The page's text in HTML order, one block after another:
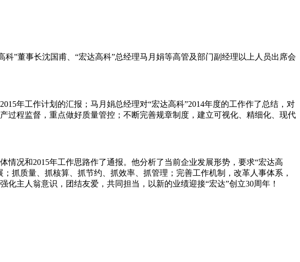
”董事长沈国甫、“宏达高科”总经理马月娟等高管及部门副经理以上人员出席会
年工作计划的汇报；马月娟总经理对“宏达高科”2014年度的工作作了总结，对
过程监督，重点做好质量管控；不断完善规章制度，建立可视化、精细化、现代
况和2015年工作思路作了通报。他分析了当前企业发展形势，要求“宏达高
抓质量、抓核算、抓节约、抓效率、抓管理；完善工作机制，改革人事体系，
主人翁意识，团结友爱，共同担当，以新的业绩迎接“宏达”创立30周年！